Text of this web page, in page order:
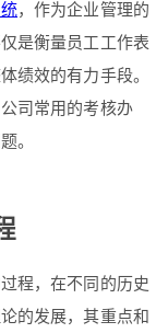
，作为企业管理的
是衡量员工工作表
绩效的有力手段。
司常用的考核办
。
程，在不同的历史
的发展，其重点和